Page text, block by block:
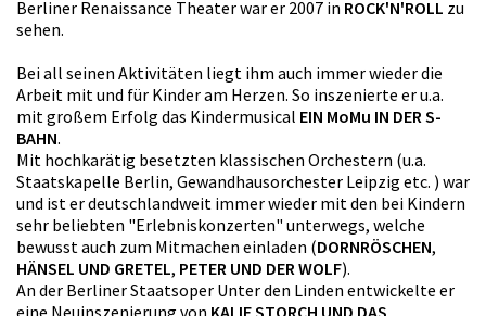
Berliner Renaissance Theater war er 2007 in ROCK'N'ROLL zu
sehen.
Bei all seinen Aktivitäten liegt ihm auch immer wieder die
Arbeit mit und für Kinder am Herzen. So inszenierte er u.a.
mit großem Erfolg das Kindermusical EIN MoMu IN DER S-
BAHN.
Mit hochkarätig besetzten klassischen Orchestern (u.a.
Staatskapelle Berlin, Gewandhausorchester Leipzig etc. ) war
und ist er deutschlandweit immer wieder mit den bei Kindern
sehr beliebten "Erlebniskonzerten" unterwegs, welche
bewusst auch zum Mitmachen einladen (DORNRÖSCHEN,
HÄNSEL UND GRETEL, PETER UND DER WOLF).
An der Berliner Staatsoper Unter den Linden entwickelte er